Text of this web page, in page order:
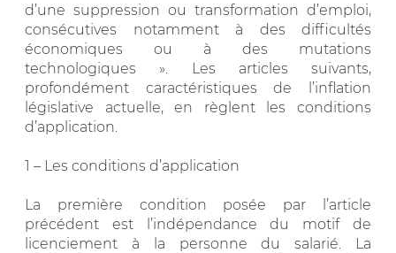
d’une suppression ou transformation d’emploi,
consécutives notamment à des difficultés
économiques ou à des mutations
technologiques ». Les articles suivants,
profondément caractéristiques de l’inflation
législative actuelle, en règlent les conditions
d’application.
1 – Les conditions d’application
La première condition posée par l’article
précédent est l’indépendance du motif de
licenciement à la personne du salarié. La